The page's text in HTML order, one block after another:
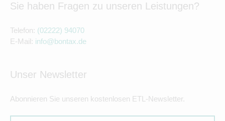
Sie haben Fragen zu unseren Leistungen?
Telefon: (02222) 94070
E-Mail: info@bontax.de
Unser Newsletter
Abonnieren Sie unseren kostenlosen ETL-Newsletter.